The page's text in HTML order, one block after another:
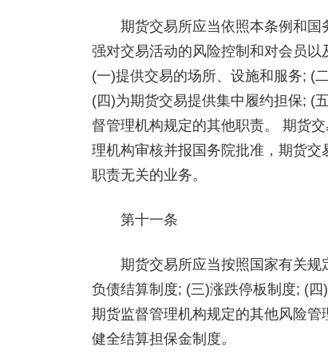
期货交易所应当依照本条例和国
强对交易活动的风险控制和对会员以
(一)提供交易的场所、设施和服务; (
(四)为期货交易提供集中履约担保; (
督管理机构规定的其他职责。 期货
理机构审核并报国务院批准，期货
职责无关的业务。
第十一条
期货交易所应当按照国家有关规
负债结算制度; (三)涨跌停板制度; (
期货监督管理机构规定的其他风险管
健全结算担保金制度。